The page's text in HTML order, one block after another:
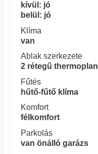
kívül: jó
belül: jó
Klíma
van
Ablak szerkezete
2 rétegű thermoplan
Fűtés
hűtő-fűtő klíma
Komfort
félkomfort
Parkolás
van önálló garázs